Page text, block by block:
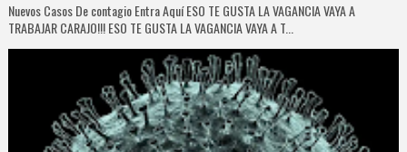
Nuevos Casos De contagio Entra Aquí ESO TE GUSTA LA VAGANCIA VAYA A
TRABAJAR CARAJO!!! ESO TE GUSTA LA VAGANCIA VAYA A T...